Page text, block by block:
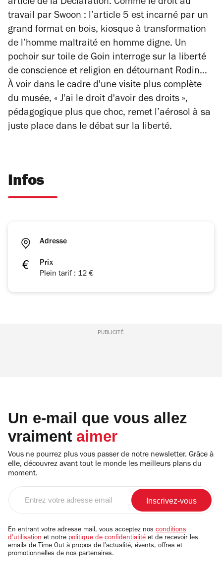
article de la Déclaration. Comme le droit au
travail par Swoon : l’article 5 est incarné par un
grand format en bois, kiosque à transformation
de l’homme maltraité en homme digne. Un
pochoir sur toile de Goin interroge sur la liberté
de conscience et religion en détournant Rodin…
À voir dans le cadre d'une visite plus complète
du musée, « J'ai le droit d'avoir des droits »,
pédagogique plus que choc, remet l’aérosol à sa
juste place dans le débat sur la liberté.
Infos
Adresse
Prix
Plein tarif : 12 €
PUBLICITÉ
Un e-mail que vous allez
vraiment aimer
Vous ne pourrez plus vous passer de notre newsletter. Grâce à
elle, découvrez avant tout le monde les meilleurs plans du
moment.
email
En entrant votre adresse mail, vous acceptez nos conditions
d'utilisation et notre politique de confidentialité et de recevoir les
emails de Time Out à propos de l'actualité, évents, offres et
promotionnelles de nos partenaires.